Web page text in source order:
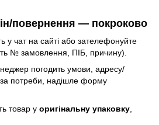
повернення — покроково
у чат на сайті або зателефонуйте
№ замовлення, ПІБ, причину).
погодить умови, адресу/
потреби, надішле форму
товар у оригінальну упаковку,